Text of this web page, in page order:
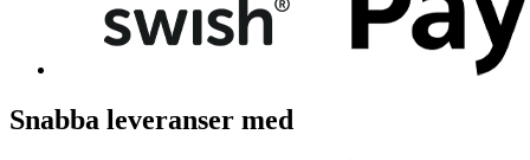
Snabba leveranser med